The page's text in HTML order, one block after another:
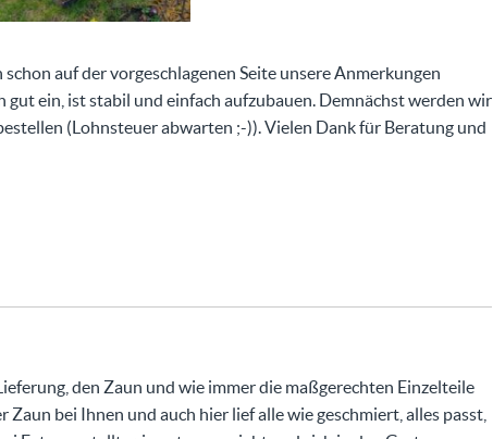
auf der vorgeschlagenen Seite unsere Anmerkungen
ein, ist stabil und einfach aufzubauen. Demnächst werden wir
(Lohnsteuer abwarten ;-)). Vielen Dank für Beratung und
den Zaun und wie immer die maßgerechten Einzelteile
bei Ihnen und auch hier lief alle wie geschmiert, alles passt,